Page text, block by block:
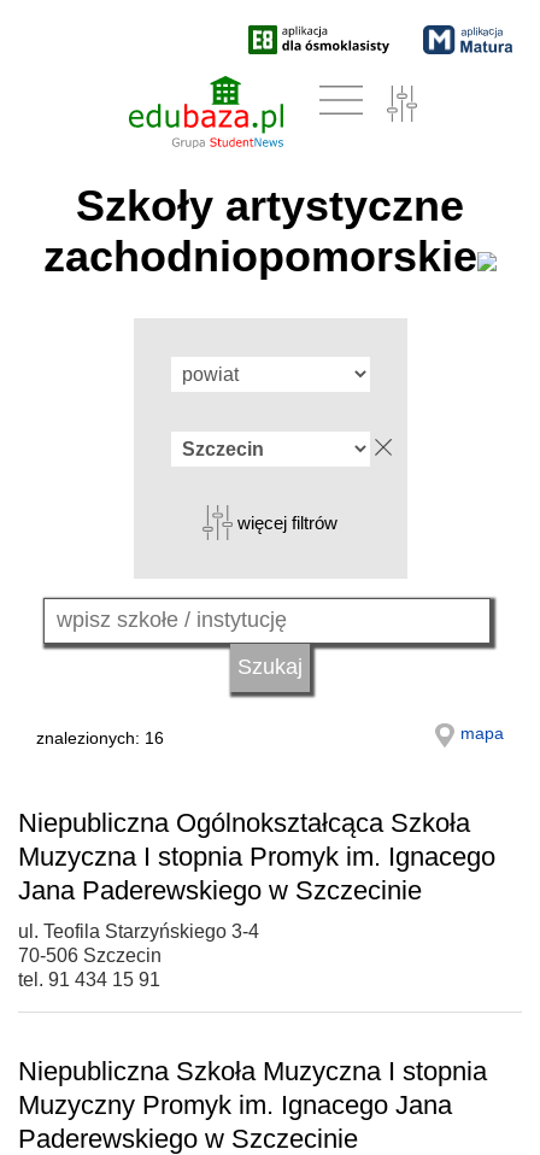
Szkoły artystyczne
zachodniopomorskie
więcej filtrów
znalezionych: 16 mapa
Niepubliczna Ogólnokształcąca Szkoła
Muzyczna I stopnia Promyk im. Ignacego
Jana Paderewskiego w Szczecinie
ul. Teofila Starzyńskiego 3-4
70-506 Szczecin
tel. 91 434 15 91
Niepubliczna Szkoła Muzyczna I stopnia
Muzyczny Promyk im. Ignacego Jana
Paderewskiego w Szczecinie